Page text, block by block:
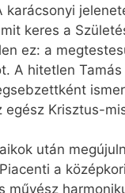
keres a
ez: a
A hitetlen
Krisztus-
után
a